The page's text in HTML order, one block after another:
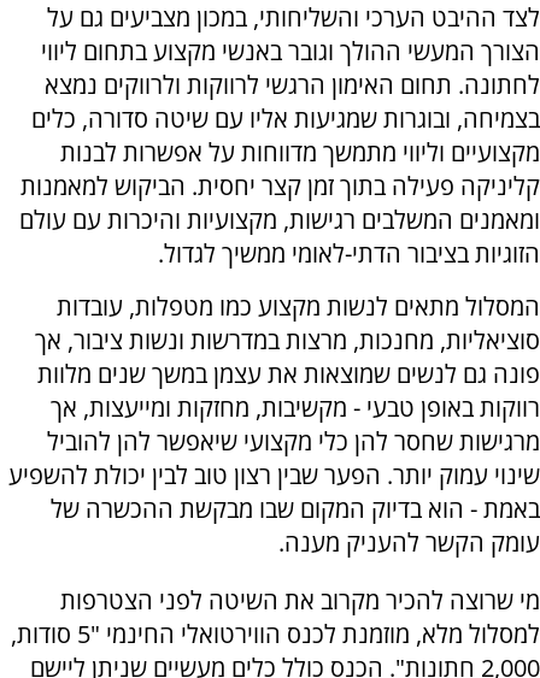
לצד ההיבט הערכי והשליחותי, במכון מצביעים גם על
הצורך המעשי ההולך וגובר באנשי מקצוע בתחום ליווי
לחתונה. תחום האימון הרגשי לרווקות ולרווקים נמצא
בצמיחה, ובוגרות שמגיעות אליו עם שיטה סדורה, כלים
מקצועיים וליווי מתמשך מדווחות על אפשרות לבנות
קליניקה פעילה בתוך זמן קצר יחסית. הביקוש למאמנות
ומאמנים המשלבים רגישות, מקצועיות והיכרות עם עולם
הזוגיות בציבור הדתי-לאומי ממשיך לגדול.
המסלול מתאים לנשות מקצוע כמו מטפלות, עובדות
סוציאליות, מחנכות, מרצות במדרשות ונשות ציבור, אך
פונה גם לנשים שמוצאות את עצמן במשך שנים מלוות
רווקות באופן טבעי - מקשיבות, מחזקות ומייעצות, אך
מרגישות שחסר להן כלי מקצועי שיאפשר להן להוביל
שינוי עמוק יותר. הפער שבין רצון טוב לבין יכולת להשפיע
באמת - הוא בדיוק המקום שבו מבקשת ההכשרה של
עומק הקשר להעניק מענה.
מי שרוצה להכיר מקרוב את השיטה לפני הצטרפות
למסלול מלא, מוזמנת לכנס הווירטואלי החינמי "5 סודות,
2,000 חתונות". הכנס כולל כלים מעשיים שניתן ליישם